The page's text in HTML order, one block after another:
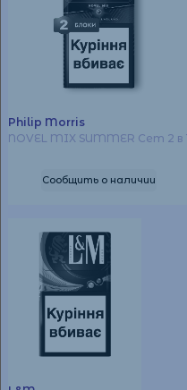
Philip Morris
NOVEL MIX SUMMER Сет 2 в
Сообщить о наличии